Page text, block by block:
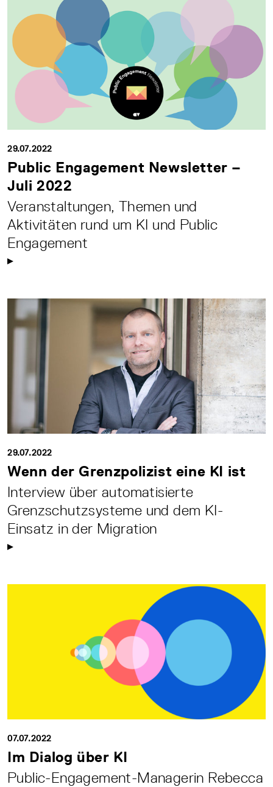
29.07.2022
Public Engagement Newsletter –
Juli 2022
Veranstaltungen, Themen und
Aktivitäten rund um KI und Public
Engagement
29.07.2022
Wenn der Grenzpolizist eine KI ist
Interview über automatisierte
Grenzschutzsysteme und dem KI-
Einsatz in der Migration
07.07.2022
Im Dialog über KI
Public-Engagement-Managerin Rebecca